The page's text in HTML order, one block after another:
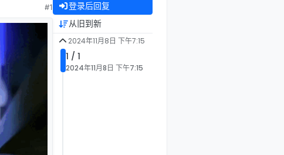
#1 登录后回复
从旧到新
2024年11月8日 下午7:15
1 / 1
2024年11月8日 下午7:15